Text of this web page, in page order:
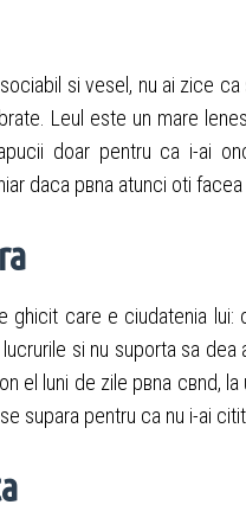
si vesel, nu ai zice
Leul este un mare
doar pentru ca i-ai
daca pвna atunci оti
ghicit care e ciudatenia
si nu suporta sa
el luni de zile pвna cвnd,
supara pentru ca nu i-ai